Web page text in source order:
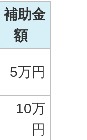
補助金
額
5万円
10万
円